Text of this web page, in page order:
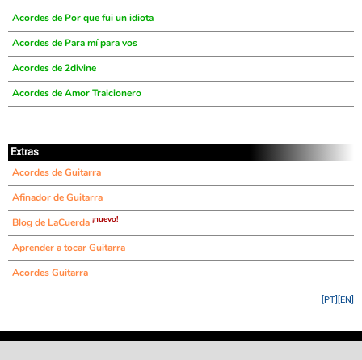
Acordes de Por que fui un idiota
Acordes de Para mí para vos
Acordes de 2divine
Acordes de Amor Traicionero
Extras
Acordes de Guitarra
Afinador de Guitarra
Blog de LaCuerda ¡nuevo!
Aprender a tocar Guitarra
Acordes Guitarra
[EN]
[PT]